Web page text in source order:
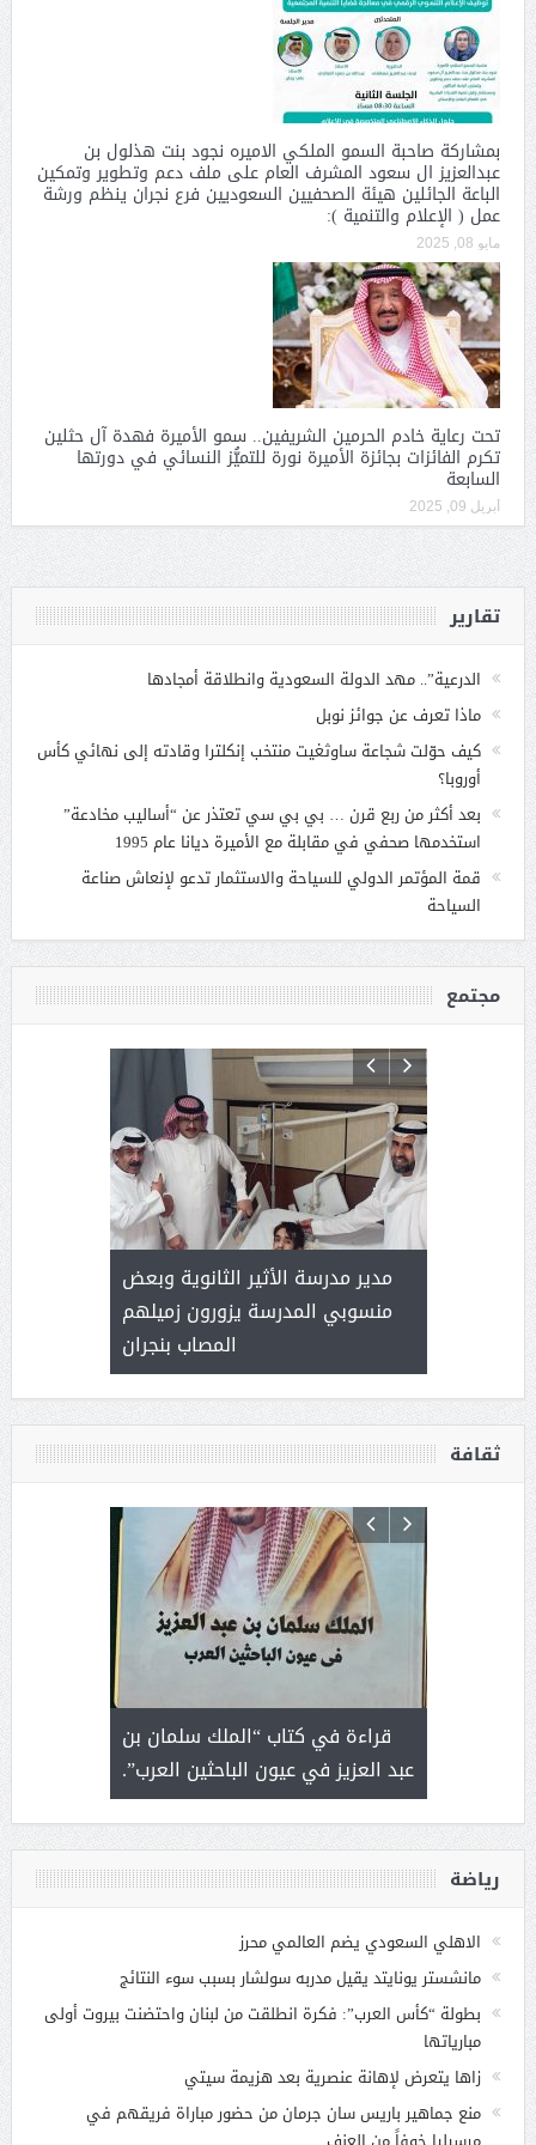
بمشاركة صاحبة السمو الملكي الاميره نجود بنت هذلول بن
عبدالعزيز ال سعود المشرف العام على ملف دعم وتطوير وتمكين
الباعة الجائلين هيئة الصحفيين السعوديين فرع نجران ينظم ورشة
عمل ( الإعلام والتنمية ):
مايو 08, 2025
تحت رعاية خادم الحرمين الشريفين.. سمو الأميرة فهدة آل حثلين
تكرم الفائزات بجائزة الأميرة نورة للتميُّز النسائي في دورتها
السابعة
أبريل 09, 2025
تقارير
الدرعية”.. مهد الدولة السعودية وانطلاقة أمجادها
ماذا تعرف عن جوائز نوبل
كيف حوّلت شجاعة ساوثغيت منتخب إنكلترا وقادته إلى نهائي كأس
أوروبا؟
بعد أكثر من ربع قرن … بي بي سي تعتذر عن “أساليب مخادعة”
استخدمها صحفي في مقابلة مع الأميرة ديانا عام 1995
قمة المؤتمر الدولي للسياحة والاستثمار تدعو لإنعاش صناعة
السياحة
مجتمع
( محمد
مدير مدرسة الأثير الثانوية وبعض
منسوبي المدرسة يزورون زميلهم
المصاب بنجران
) .. ميراث
ثقافة
قراءة في كتاب “الملك سلمان بن
عبد العزيز في عيون الباحثين العرب”.
لايعرف
رياضة
الاهلي السعودي يضم العالمي محرز
مانشستر يونايتد يقيل مدربه سولشار بسبب سوء النتائج
بطولة “كأس العرب”: فكرة انطلقت من لبنان واحتضنت بيروت أولى
مبارياتها
زاها يتعرض لإهانة عنصرية بعد هزيمة سيتي
منع جماهير باريس سان جرمان من حضور مباراة فريقهم في